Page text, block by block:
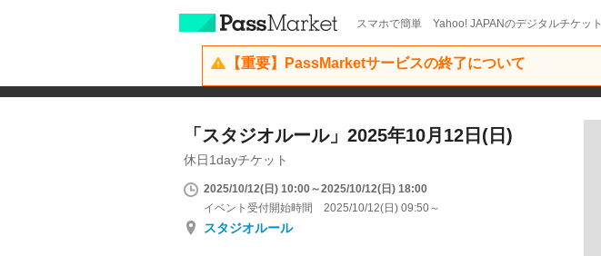
スマホで簡単 Yahoo! JAPANのデジタルチケット
【重要】PassMarketサービスの終了について
「スタジオルール」2025年10月12日(日)
休日1dayチケット
2025/10/12(日) 10:00～2025/10/12(日) 18:00
イベント受付開始時間 2025/10/12(日) 09:50～
スタジオルール